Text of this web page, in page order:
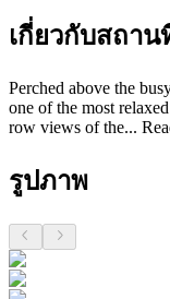
เกี่ยวกับสถาน
Perched above the
one of the most
row views of the...
รูปภาพ